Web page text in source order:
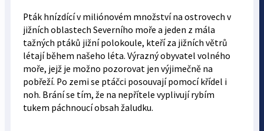
Pták hnízdící v miliónovém množství na ostrovech v
jižních oblastech Severního moře a jeden z mála
tažných ptáků jižní polokoule, kteří za jižních větrů
létají během našeho léta. Výrazný obyvatel volného
moře, jejž je možno pozorovat jen výjimečně na
pobřeží. Po zemi se ptáčci posouvají pomocí křídel i
noh. Brání se tím, že na nepřítele vyplivují rybím
tukem páchnoucí obsah žaludku.